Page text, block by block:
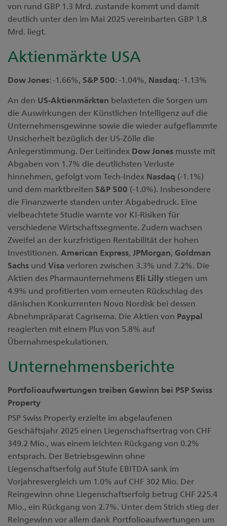
von rund GBP 1.3 Mrd. zustande kommt und damit
deutlich unter den im Mai 2025 vereinbarten GBP 1.8
Mrd. liegt.
Aktienmärkte USA
Dow Jones: -1.66%, S&P 500: -1.04%, Nasdaq: -1.13%
An den US-Aktienmärkten belasteten die Sorgen um
die Auswirkungen der Künstlichen Intelligenz auf die
Unternehmensgewinne sowie die wieder aufgeflammte
Unsicherheit bezüglich der US-Zölle die
Anlegerstimmung. Der Leitindex Dow Jones musste mit
Abgaben von 1.7% die deutlichsten Verluste
hinnehmen, gefolgt vom Tech-Index Nasdaq (-1.1%)
und dem marktbreiten S&P 500 (-1.0%). Insbesondere
die Finanzwerte standen unter Abgabedruck. Eine
vielbeachtete Studie warnte vor KI-Risiken für
verschiedene Wirtschaftssegmente. Zudem wachsen
Zweifel an der kurzfristigen Rentabilität der hohen
Investitionen. American Express, JPMorgan, Goldman
Sachs und Visa verloren zwischen 3.3% und 7.2%. Die
Aktien des Pharmaunternehmens Eli Lillystiegen um
4.9% und profitierten vom erneuten Rückschlag des
dänischen Konkurrenten Novo Nordisk bei dessen
Abnehmpräparat Cagrisema. Die Aktien von Paypal
reagierten mit einem Plus von 5.8% auf
Übernahmespekulationen.
Unternehmensberichte
Portfolioaufwertungen treiben Gewinn bei PSP Swiss
Property
PSP Swiss Property erzielte im abgelaufenen
Geschäftsjahr 2025 einen Liegenschaftsertrag von CHF
349.2 Mio., was einem leichten Rückgang von 0.2%
entsprach. Der Betriebsgewinn ohne
Liegenschaftserfolg auf Stufe EBITDA sank im
Vorjahresvergleich um 1.0% auf CHF 302 Mio. Der
Reingewinn ohne Liegenschaftserfolg betrug CHF 225.4
Mio., ein Rückgang von 2.7%. Unter dem Strich stieg der
Reingewinn vor allem dank Portfolioaufwertungen um